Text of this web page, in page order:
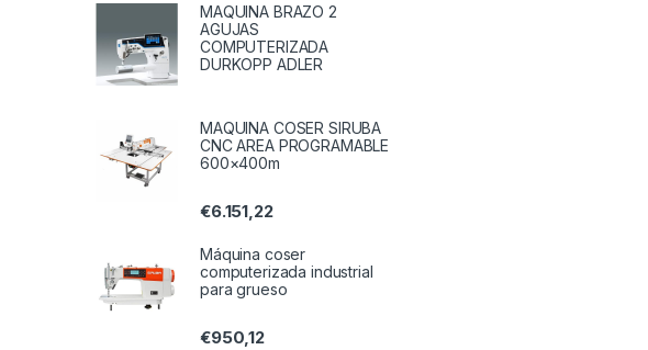
MAQUINA BRAZO 2
AGUJAS
COMPUTERIZADA
DURKOPP ADLER
MAQUINA COSER SIRUBA
CNC AREA PROGRAMABLE
600×400m
€6.151,22
Máquina coser
computerizada industrial
para grueso
€950,12